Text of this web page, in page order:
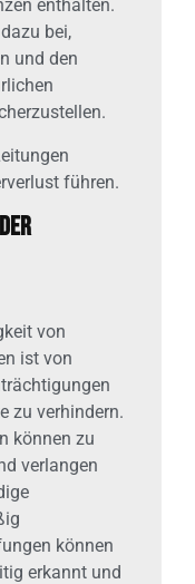
enthalten.
bei,
und den
führen.
von
ist von
zu verhindern.
können zu
verlangen
können
erkannt und